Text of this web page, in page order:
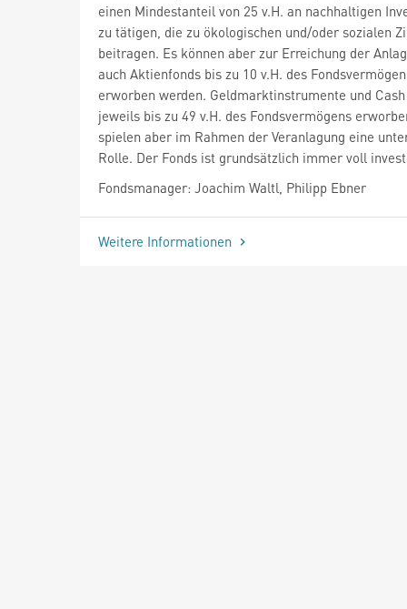
einen Mindestanteil von 25 v.H. an nachhaltigen
zu tätigen, die zu ökologischen und/oder sozialen
beitragen. Es können aber zur Erreichung der
auch Aktienfonds bis zu 10 v.H. des
erworben werden. Geldmarktinstrumente und
jeweils bis zu 49 v.H. des Fondsvermögens
spielen aber im Rahmen der Veranlagung eine
Rolle. Der Fonds ist grundsätzlich immer voll
Fondsmanager: Joachim Waltl, Philipp Ebner
Weitere Informationen